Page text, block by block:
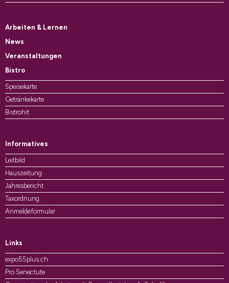
Arbeiten & Lernen
News
Veranstaltungen
Bistro
Speisekarte
Getränkekarte
Bistrohit
Informatives
Leitbild
Hauszeitung
Jahresbericht
Taxordnung
Anmeldeformular
Links
expo55plus.ch
Pro Senectute